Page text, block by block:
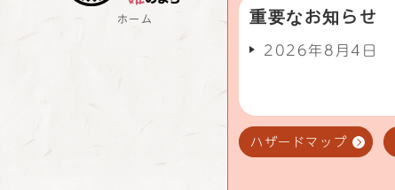
ホーム 重要なお知らせ
2026年8月4日
ハザードマップ